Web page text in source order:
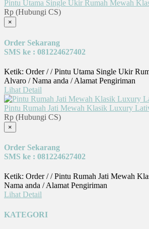
Pintu Utama Single Ukir Rumah Mewah
Rp (Hubungi CS)
×
Order Sekarang
SMS ke : 081224627402
Ketik: Order / / Pintu Utama Single Ukir
Alvaro / Nama anda / Alamat Pengiriman
Lihat Detail
Pintu Rumah Jati Mewah Klasik Luxury
Rp (Hubungi CS)
×
Order Sekarang
SMS ke : 081224627402
Ketik: Order / / Pintu Rumah Jati Mewah
Nama anda / Alamat Pengiriman
Lihat Detail
KATEGORI